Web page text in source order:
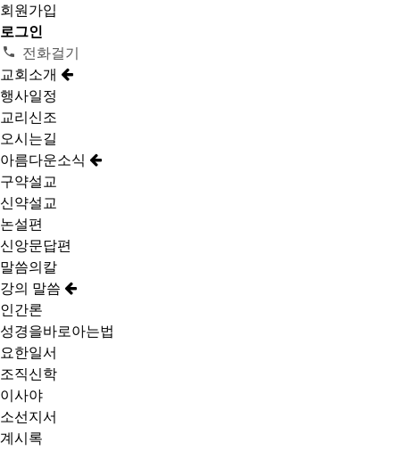
회원가입
로그인
전화걸기
교회소개
행사일정
교리신조
오시는길
아름다운소식
구약설교
신약설교
논설편
신앙문답편
말씀의칼
강의 말씀
인간론
성경을바로아는법
요한일서
조직신학
이사야
소선지서
계시록